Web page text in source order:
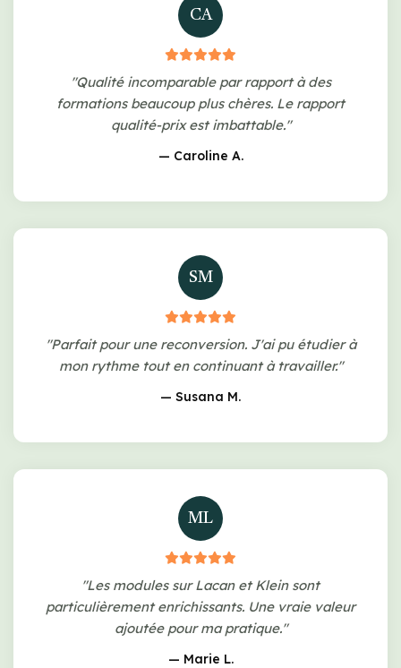
CA
"Qualité incomparable par rapport à des
formations beaucoup plus chères. Le rapport
qualité-prix est imbattable."
— Caroline A.
SM
"Parfait pour une reconversion. J'ai pu étudier à
mon rythme tout en continuant à travailler."
— Susana M.
ML
"Les modules sur Lacan et Klein sont
particulièrement enrichissants. Une vraie valeur
ajoutée pour ma pratique."
— Marie L.